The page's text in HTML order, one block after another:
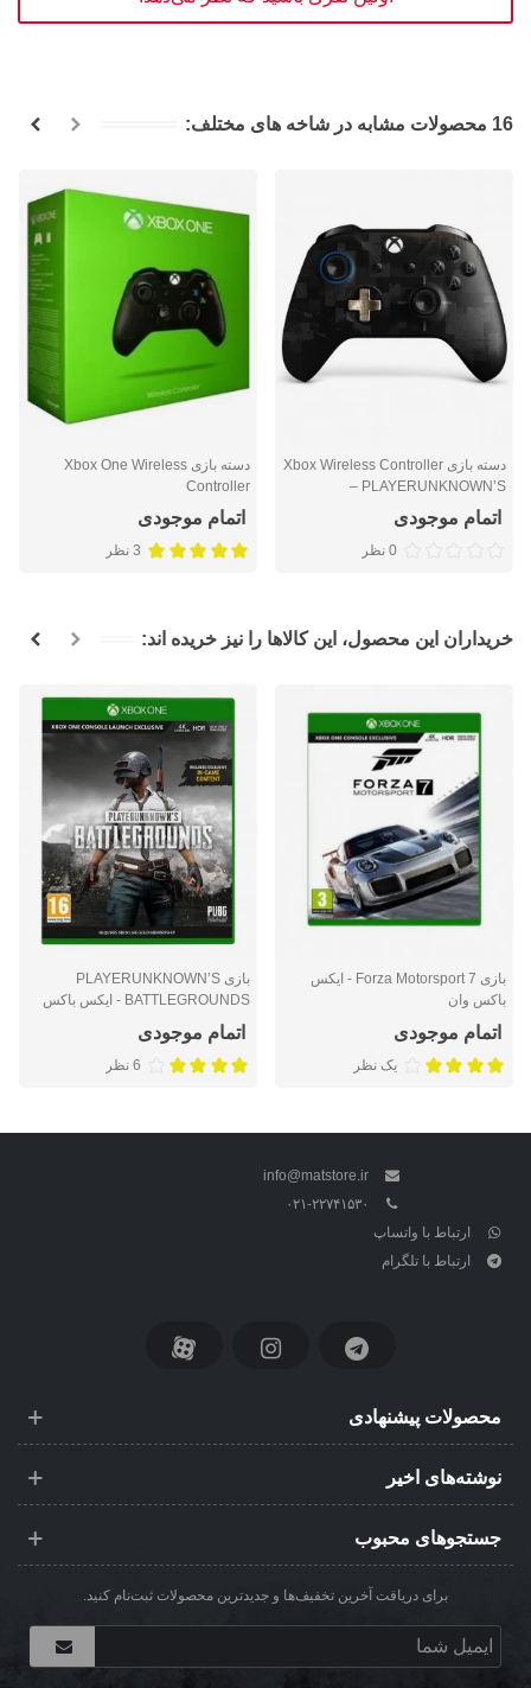
16 محصولات مشابه در شاخه های مختلف:
دسته بازی Xbox Wireless Controller
– PLAYERUNKNOWN’S
BATTLEGROUNDS Limited
Edition
اتمام موجودی
0 نظر
دسته بازی Xbox One Wireless
Controller
اتمام موجودی
3 نظر
خریداران این محصول، این کالاها را نیز خریده اند:
بازی Forza Motorsport 7 - ایکس
باکس وان
اتمام موجودی
یک نظر
بازی PLAYERUNKNOWN’S
BATTLEGROUNDS - ایکس باکس
وان
اتمام موجودی
6 نظر
info@matstore.ir
۰۲۱-۲۲۷۴۱۵۳۰
ارتباط با واتساپ
ارتباط با تلگرام
محصولات پیشنهادی
نوشته‌های اخیر
جستجوهای محبوب
برای دریافت آخرین تخفیف‌ها و جدیدترین محصولات ثبت‌نام کنید.